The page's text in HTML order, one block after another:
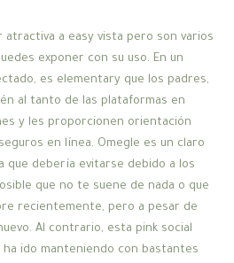
a easy vista pero son varios
exponer con su uso. En un
es elementary que los padres,
al tanto de las plataformas en
y les proporcionen orientación
en línea. Omegle es un claro
que debería evitarse debido a los
que no te suene de nada o que
recientemente, pero a pesar de
Al contrario, esta pink social
ido manteniendo con bastantes